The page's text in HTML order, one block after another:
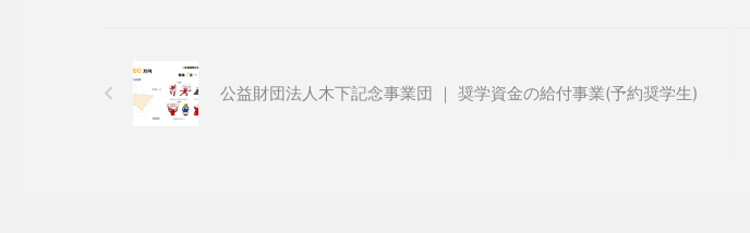
公益財団法人木下記念事業団 ｜ 奨学資金の給付事業(予約奨学生)